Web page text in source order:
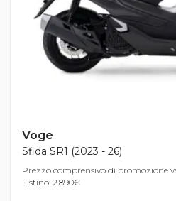
Voge
Sfida SR1 (2023 - 26)
Prezzo comprensivo di promozione
Listino: 2.890€